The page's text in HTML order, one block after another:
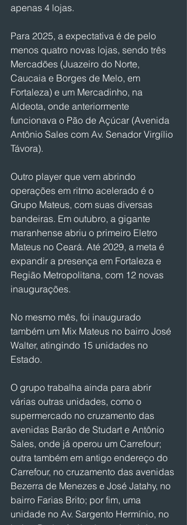
apenas 4 lojas.
Para 2025, a expectativa é de pelo
menos quatro novas lojas, sendo três
Mercadões (Juazeiro do Norte,
Caucaia e Borges de Melo, em
Fortaleza) e um Mercadinho, na
Aldeota, onde anteriormente
funcionava o Pão de Açúcar (Avenida
Antônio Sales com Av. Senador Virgílio
Távora).
Outro player que vem abrindo
operações em ritmo acelerado é o
Grupo Mateus, com suas diversas
bandeiras. Em outubro, a gigante
maranhense abriu o primeiro Eletro
Mateus no Ceará. Até 2029, a meta é
expandir a presença em Fortaleza e
Região Metropolitana, com 12 novas
inaugurações.
No mesmo mês, foi inaugurado
também um Mix Mateus no bairro José
Walter, atingindo 15 unidades no
Estado.
O grupo trabalha ainda para abrir
várias outras unidades, como o
supermercado no cruzamento das
avenidas Barão de Studart e Antônio
Sales, onde já operou um Carrefour;
outra também em antigo endereço do
Carrefour, no cruzamento das avenidas
Bezerra de Menezes e José Jatahy, no
bairro Farias Brito; por fim, uma
unidade no Av. Sargento Hermínio, no